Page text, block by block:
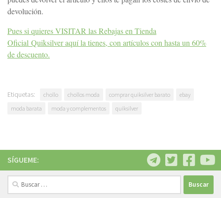
devolución.
Pues si quieres VISITAR las Rebajas en Tienda
Oficial Quiksilver aquí la tienes, con artículos con hasta un 60%
de descuento.
Etiquetas: chollo chollos moda comprar quiksilver barato
ebay
moda barata
moda y complementos quiksilver
SÍGUEME:
Buscar: